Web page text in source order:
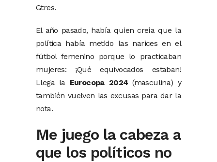
Gtres.
El año pasado, había quien creía que la
política había metido las narices en el
fútbol femenino porque lo practicaban
mujeres: ¡Qué equivocados estaban!
Llega la Eurocopa 2024 (masculina) y
también vuelven las excusas para dar la
nota.
Me juego la cabeza a
que los políticos no